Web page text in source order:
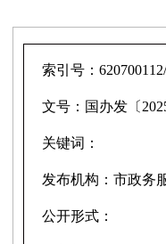
索引号：
文号： 国办发〔
关键词：
发布机构：市政务
公开形式：